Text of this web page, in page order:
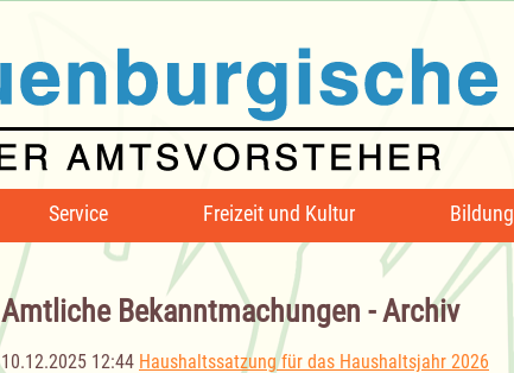
Service Freizeit und Kultur Bildung
Amtliche Bekanntmachungen - Archiv
10.12.2025 12:44 Haushaltssatzung für das Haushaltsjahr 2026